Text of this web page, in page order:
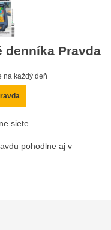
denníka Pravda
na každý deň
siete
pohodlne aj v